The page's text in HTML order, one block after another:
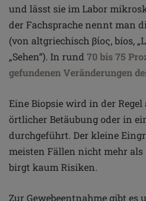
und lässt sie im Labor
der Fachsprache nennt man
(von altgriechisch βίος, bíos,
„Sehen“). In rund 70 bis 75
gefundenen Veränderungen
Eine Biopsie wird in der
örtlicher Betäubung oder in
durchgeführt. Der kleine
meisten Fällen nicht mehr als
birgt kaum Risiken.
Zur Gewebeentnahme gibt es